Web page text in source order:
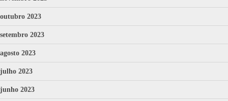
outubro 2023
setembro 2023
agosto 2023
julho 2023
junho 2023